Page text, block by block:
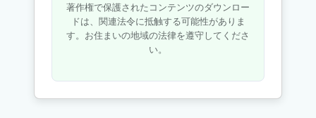
著作権で保護されたコンテンツのダウンロー
ドは、関連法令に抵触する可能性がありま
す。お住まいの地域の法律を遵守してくださ
い。